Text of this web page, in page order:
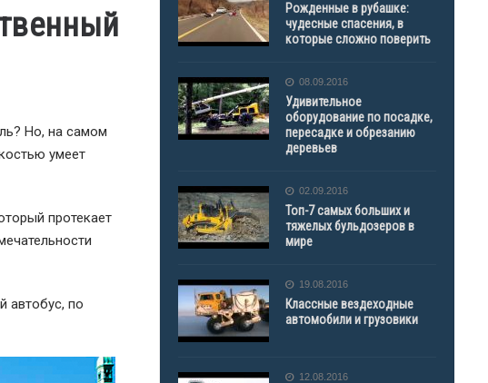
Но, на самом
умеет
протекает
автобус, по
Рожденные в рубашке:
чудесные спасения, в
которые сложно поверить
08.09.2016
Удивительное
оборудование по посадке,
пересадке и обрезанию
деревьев
02.09.2016
Топ-7 самых больших и
тяжелых бульдозеров в
мире
19.08.2016
Классные вездеходные
автомобили и грузовики
12.08.2016